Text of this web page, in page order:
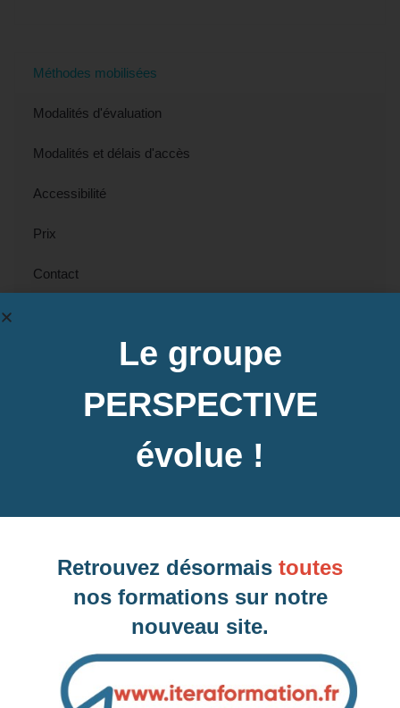
Méthodes mobilisées
Modalités d'évaluation
Modalités et délais d'accès
Accessibilité
Prix
Contact
Apple TV pour projection écran, logiciel Word,
pratiques…
Dates des prochaines sessions à La
Seyne-sur-Mer, 83 (Var)
Le groupe
PERSPECTIVE
évolue !
Retrouvez désormais toutes
nos formations sur notre
nouveau site.